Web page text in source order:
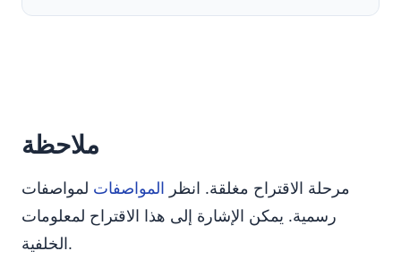
ملاحظة
مرحلة الاقتراح مغلقة. انظر المواصفات لمواصفات
رسمیة. يمكن الإشارة إلى هذا الاقتراح لمعلومات
الخلفية.